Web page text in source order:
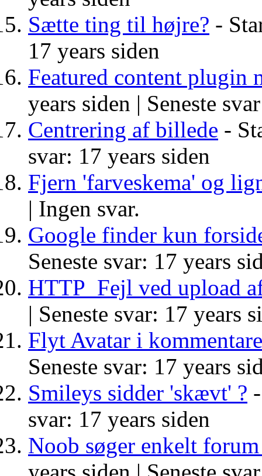
Sætte ting til højre? -
17 years siden
Featured content plugin
years siden | Seneste
Centrering af billede -
svar: 17 years siden
Fjern 'farveskema' og
| Ingen svar.
Google finder kun
Seneste svar: 17 years
HTTP_Fejl ved upload
| Seneste svar: 17 years
Flyt Avatar i
Seneste svar: 17 years
Smileys sidder 'skævt' ?
svar: 17 years siden
Noob søger enkelt